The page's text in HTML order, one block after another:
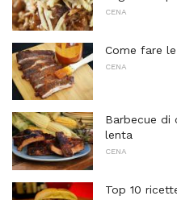
CENA
Come fare
CENA
Barbecue
lenta
CENA
Top 10